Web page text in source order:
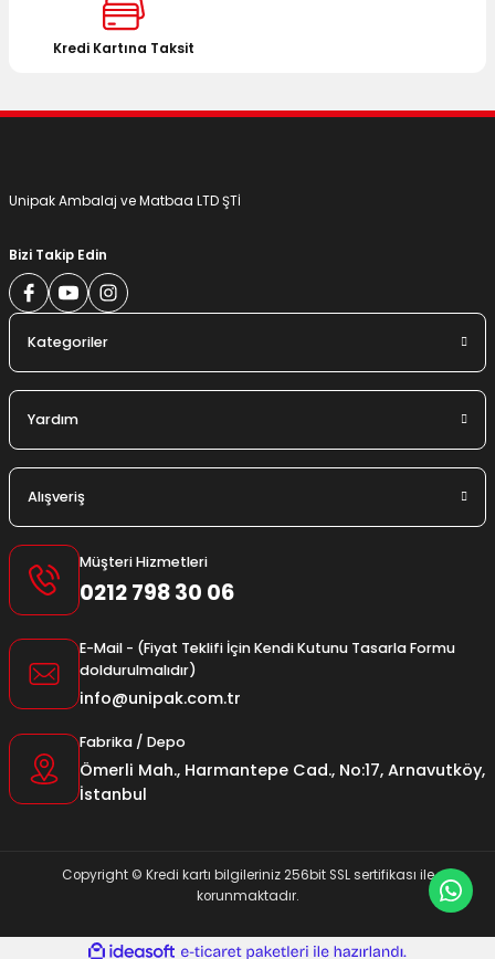
Ürün fiyatı diğer sitelerden daha pahalı.
Bu ürüne benzer farklı alternatifler olmalı.
Kredi Kartına Taksit
Unipak Ambalaj ve Matbaa LTD ŞTİ
Bizi Takip Edin
Kategoriler
Yardım
Alışveriş
Müşteri Hizmetleri
0212 798 30 06
E-Mail - (Fiyat Teklifi İçin Kendi Kutunu Tasarla Formu
doldurulmalıdır)
info@unipak.com.tr
Fabrika / Depo
Ömerli Mah., Harmantepe Cad., No:17, Arnavutköy,
İstanbul
Copyright © Kredi kartı bilgileriniz 256bit SSL sertifikası ile
korunmaktadır.
ideasoft e-